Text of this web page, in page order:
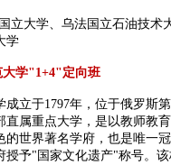
立大学、乌法国立石油技术
学
学"1+4"定向班
立于1797年，位于俄罗斯第
直属重点大学，是以教师教
的世界著名学府，也是唯一
授予"国家文化遗产"称号。